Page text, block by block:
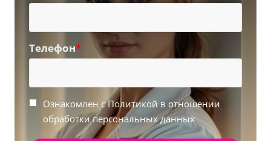
Телефон*
Ознакомлен с Политикой в отношении
обработки персональных данных